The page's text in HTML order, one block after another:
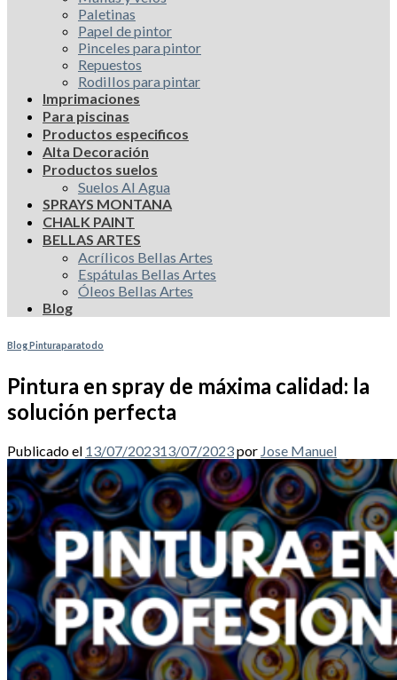
Paletinas
Papel de pintor
Pinceles para pintor
Repuestos
Rodillos para pintar
Imprimaciones
Para piscinas
Productos especificos
Alta Decoración
Productos suelos
Suelos Al Agua
SPRAYS MONTANA
CHALK PAINT
BELLAS ARTES
Acrílicos Bellas Artes
Espátulas Bellas Artes
Óleos Bellas Artes
Blog
Blog Pinturaparatodo
Pintura en spray de máxima calidad: la
solución perfecta
Publicado el 13/07/202313/07/2023por Jose Manuel